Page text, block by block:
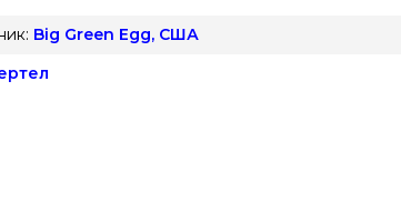
Big Green Egg, США